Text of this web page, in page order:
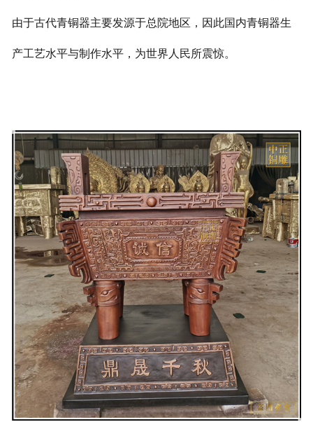
由于古代青铜器主要发源于总院地区，因此国内青铜器生
产工艺水平与制作水平，为世界人民所震惊。